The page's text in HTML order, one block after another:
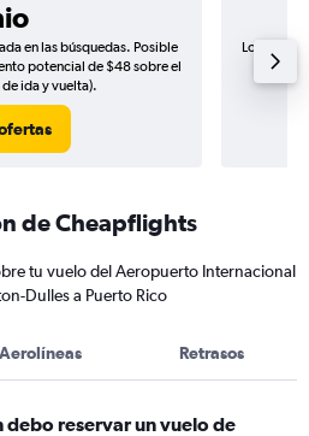
en las búsquedas. Posible
potencial de $48 sobre el
ida y vuelta).
Los
de
de Cheapflights
tu vuelo del Aeropuerto Internacional
Dulles a Puerto Rico
Aerolíneas Retrasos
reservar un vuelo de